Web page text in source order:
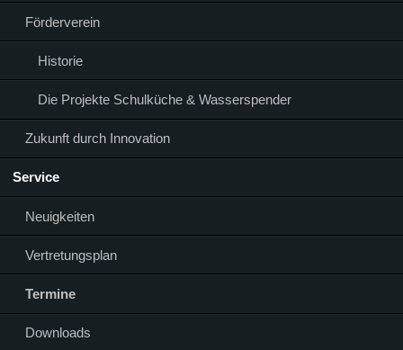
Förderverein
Historie
Die Projekte Schulküche & Wasserspender
Zukunft durch Innovation
Service
Neuigkeiten
Vertretungsplan
Termine
Downloads